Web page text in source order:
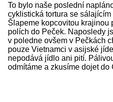
To bylo naše poslední
cyklistická tortura se
Šlapeme kopcovitou krajinou
polích do Peček. Naposledy
v poledne ovšem v Pečkách
pouze Vietnamci v asijské
nepodává jídlo ani pití.
odmítáme a zkusíme dojet do